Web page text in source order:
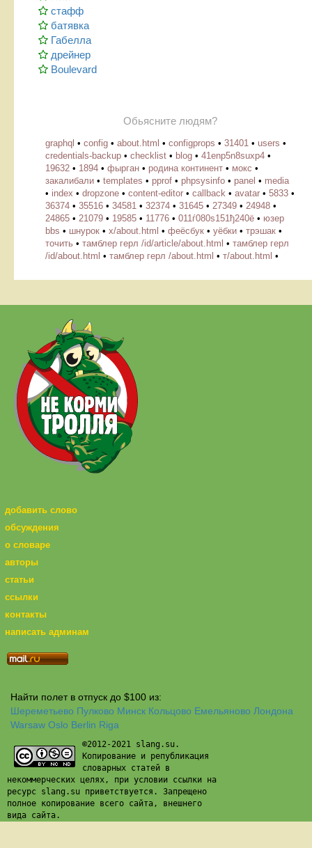
стафф
батявка
Габелла
дрейнер
Boulevard
Обьясните людям?
graphql • config • about.html • configprops • 31401 • users •
credentials-backup • checklist • blog • 41enp5n8suxp4 •
19632 • 1894 • фырган • родина континент • мокс •
закалибали • templates • pprof • phpsysinfo • panel • media
• index • dropzone • content-editor • callback • avatar • 5833 •
36374 • 35516 • 34581 • 32374 • 31645 • 27349 • 24948 •
24865 • 21079 • 19585 • 11776 • 011ѓ080ѕ151ђ240ё • юзер
bbs • шнурок • х/about.html • феёсбук • уёбки • трэшак •
точить • тамблер герл /id/article/about.html • тамблер герл
/id/about.html • тамблер герл /about.html • т/about.html •
добавить слово
обсуждения
о словаре
авторы
статьи
ссылки
контакты
написать админам
Найти полет в отпуск до $100 из:
Шереметьево Пулково Минск Кольцово Емельяново Лондона
Warsaw Oslo Berlin Riga
©2012-2021 slang.su.
Копирование и републикация
словарных статей в
некоммерческих целях, при условии ссылки на
ресурс slang.su приветствуется. Запрещено
полное копирование всего сайта, внешнего
вида сайта.